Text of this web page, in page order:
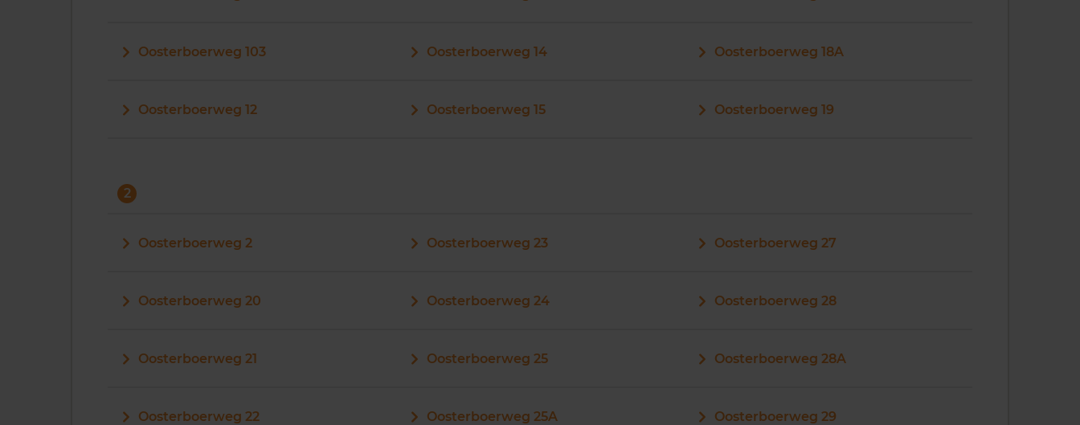
Oosterboerweg 103
Oosterboerweg 12
Oosterboerweg 14
Oosterboerweg 15
Oosterboerweg 18A
Oosterboerweg 19
2
Oosterboerweg 2
Oosterboerweg 20
Oosterboerweg 21
Oosterboerweg 22
Oosterboerweg 23
Oosterboerweg 24
Oosterboerweg 25
Oosterboerweg 25A
Oosterboerweg 27
Oosterboerweg 28
Oosterboerweg 28A
Oosterboerweg 29